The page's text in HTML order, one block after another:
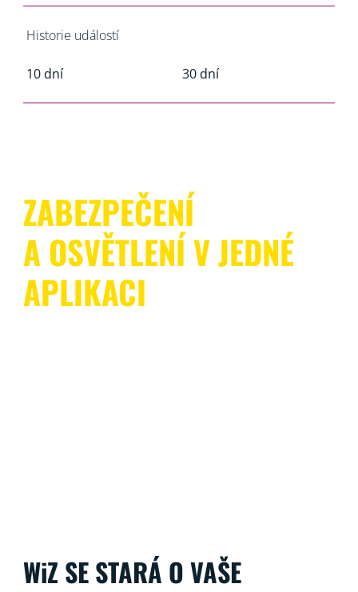
Historie událostí
10 dní 30 dní
ZABEZPEČENÍ
A OSVĚTLENÍ V JEDNÉ
APLIKACI
WiZ SE STARÁ O VAŠE